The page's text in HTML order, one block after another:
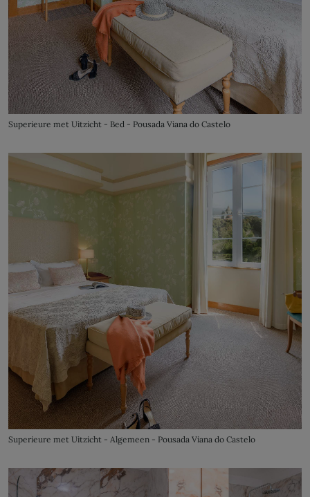
Superieure met Uitzicht - Bed - Pousada Viana do Castelo
Superieure met Uitzicht - Algemeen - Pousada Viana do Castelo